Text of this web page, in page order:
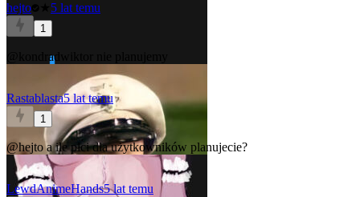
hejto 5 lat temu
1
@kondradwiktor
Rastablasta5 lat temu
1
@hejtoa ile płci dla użytkowników planujecie?
LewdAnimeHands5 lat temu